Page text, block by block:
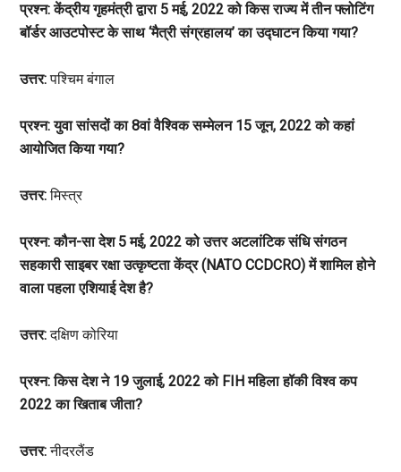
प्रश्न: केंद्रीय गृहमंत्री द्वारा 5 मई, 2022 को किस राज्य में तीन फ्लोटिंग
बॉर्डर आउटपोस्ट के साथ ‘मैत्री संग्रहालय’ का उद्घाटन किया गया?
उत्तर:पश्चिम बंगाल
प्रश्न: युवा सांसदों का 8वां वैश्विक सम्मेलन 15 जून, 2022 को कहां
आयोजित किया गया?
उत्तर:मिस्त्र
प्रश्न: कौन-सा देश 5 मई, 2022 को उत्तर अटलांटिक संधि संगठन
सहकारी साइबर रक्षा उत्कृष्टता केंद्र (NATO CCDCRO) में शामिल होने
वाला पहला एशियाई देश है?
उत्तर:दक्षिण कोरिया
प्रश्न: किस देश ने 19 जुलाई, 2022 को FIH महिला हॉकी विश्व कप
2022 का खिताब जीता?
उत्तर:नीदरलैंड